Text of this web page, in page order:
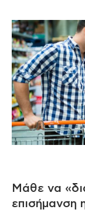
Μάθε να
επισήμανση